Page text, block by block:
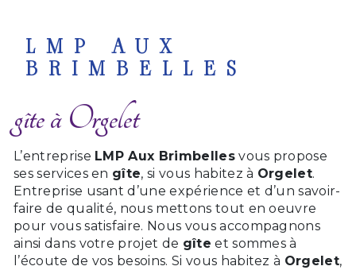
LMP AUX
BRIMBELLES
gîte à Orgelet
L’entreprise LMP Aux Brimbellesvous propose
ses services en gîte, si vous habitez à Orgelet.
Entreprise usant d’une expérience et d’un savoir-
faire de qualité, nous mettons tout en oeuvre
pour vous satisfaire. Nous vous accompagnons
ainsi dans votre projet de gîte et sommes à
l’écoute de vos besoins. Si vous habitez à Orgelet,